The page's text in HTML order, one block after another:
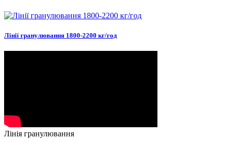
Лінії гранулювання 1800-2200 кг/год
Лінія гранулювання